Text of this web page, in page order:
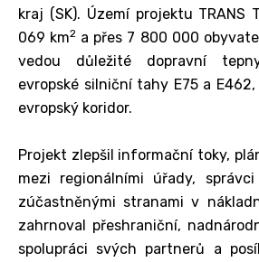
kraj (SK). Území projektu TRANS
069 km2 a přes 7 800 000
vedou důležité dopravní
evropské silniční tahy E75 a
evropský koridor.
Projekt zlepšil informační toky,
mezi regionálními úřady,
zúčastněnými stranami v
zahrnoval přeshraniční,
spolupráci svých partnerů a